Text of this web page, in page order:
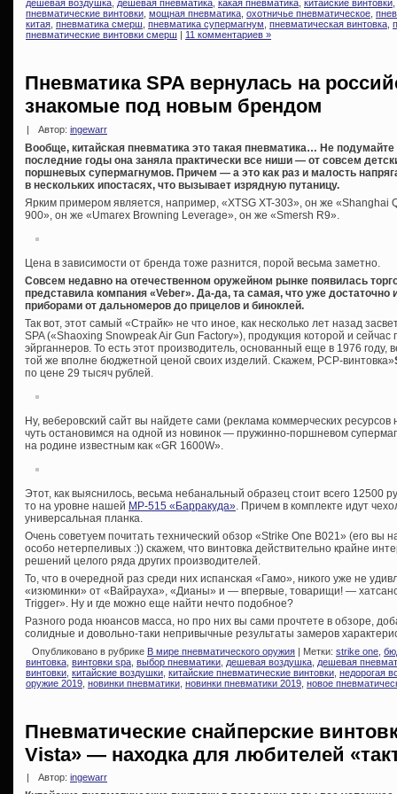
дешевая воздушка дешевая пневматика какая пневматика китайские винтовки
пневматические винтовки мощная пневматика охотничье пневматическое
китая пневматика смерш пневматика супермагнум пневматическая винтовка
пневматические винтовки смерш | 11 комментариев »
Пневматика SPA вернулась на
знакомые под новым брендом
| Автор: ingewarr
Вообще, китайская пневматика это такая пневматика… Не
последние годы она заняла практически все ниши — от совсем
поршневых супермагнумов. Причем — а это как раз и малость
в нескольких ипостасях, что вызывает изрядную путаницу.
Ярким примером является, например, «XTSG XT-303», он же «Shanghai
900», он же «Umarex Browning Leverage», он же «Smersh R9».
Цена в зависимости от бренда тоже разнится, порой весьма заметно.
Совсем недавно на отечественном оружейном рынке появилась
представила компания «Veber». Да-да, та самая, что уже
приборами от дальномеров до прицелов и биноклей.
Так вот, этот самый «Страйк» не что иное, как несколько лет назад
SPA («Shaoxing Snowpeak Air Gun Factory»), продукция которой и сейчас
эйрганнеров. То есть этот производитель, основанный еще в 1976
той же вполне бюджетной ценой своих изделий. Скажем, PCP-винтовка»
по цене 29 тысяч рублей.
Ну, веберовский сайт вы найдете сами (реклама коммерческих
чуть остановимся на одной из новинок — пружинно-поршневом
на родине известным как «GR 1600W».
Этот, как выяснилось, весьма небанальный образец стоит всего 12500
то на уровне нашей МР-515 «Барракуда» . Причем в комплекте идут
универсальная планка.
Очень советуем почитать технический обзор «Strike One B021» (его вы
особо нетерпеливых :)) скажем, что винтовка действительно крайне
решений целого ряда других производителей.
То, что в очередной раз среди них испанская «Гамо», никого уже не
«изюминки» от «Вайрауха», «Дианы» и — впервые, товарищи! —
Trigger». Ну и где можно еще найти нечто подобное?
Разного рода нюансов масса, но про них вы сами прочтете в обзоре,
солидные и довольно-таки непривычные результаты замеров
Опубликовано в рубрике В мире пневматического оружия | Метки: strike one
винтовка винтовки spa выбор пневматики дешевая воздушка дешевая
винтовки китайские воздушки китайские пневматические винтовки недорогая
оружие 2019 новинки пневматики новинки пневматики 2019 новое
Пневматические снайперские
Vista» — находка для любителей
Автор: ingewarr